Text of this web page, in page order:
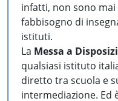
infatti, non sono
fabbisogno di
istituti.
La Messa a
qualsiasi istituto
diretto tra scuola e
intermediazione.